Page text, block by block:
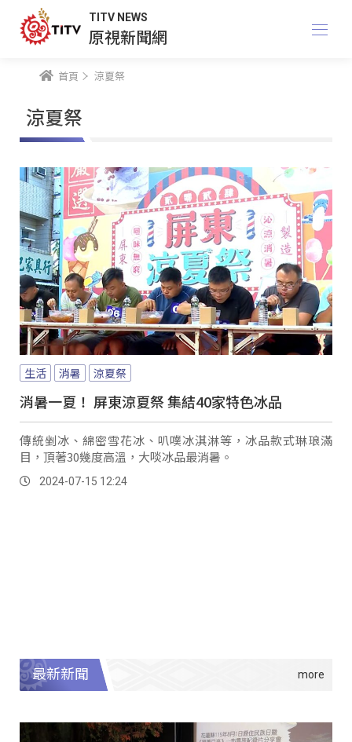
TITV NEWS
原視新聞網
首頁 涼夏祭
涼夏祭
生活 消暑 涼夏祭
消暑一夏！ 屏東涼夏祭 集結40家特色冰品
傳統剉冰、綿密雪花冰、叭噗冰淇淋等，冰品款式琳琅滿
目，頂著30幾度高溫，大啖冰品最消暑。
2024-07-15 12:24
最新新聞